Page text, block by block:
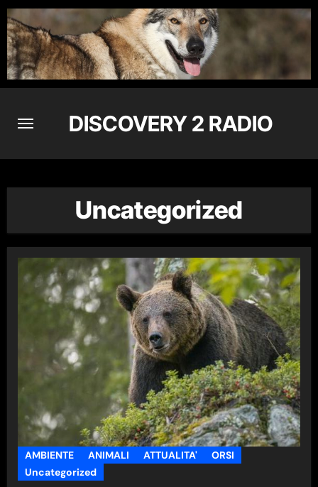
Skip
to
content
DISCOVERY 2 RADIO
Uncategorized
AMBIENTE ANIMALI ATTUALITA'
ORSI
Uncategorized